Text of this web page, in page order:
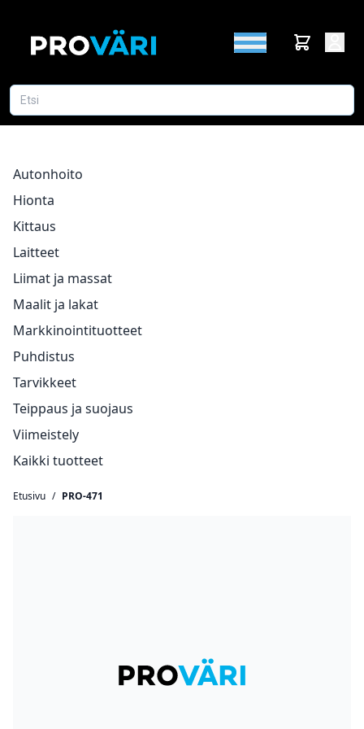
Autonhoito
Hionta
Kittaus
Laitteet
Liimat ja massat
Maalit ja lakat
Markkinointituotteet
Puhdistus
Tarvikkeet
Teippaus ja suojaus
Viimeistely
Kaikki tuotteet
Etusivu / PRO-471